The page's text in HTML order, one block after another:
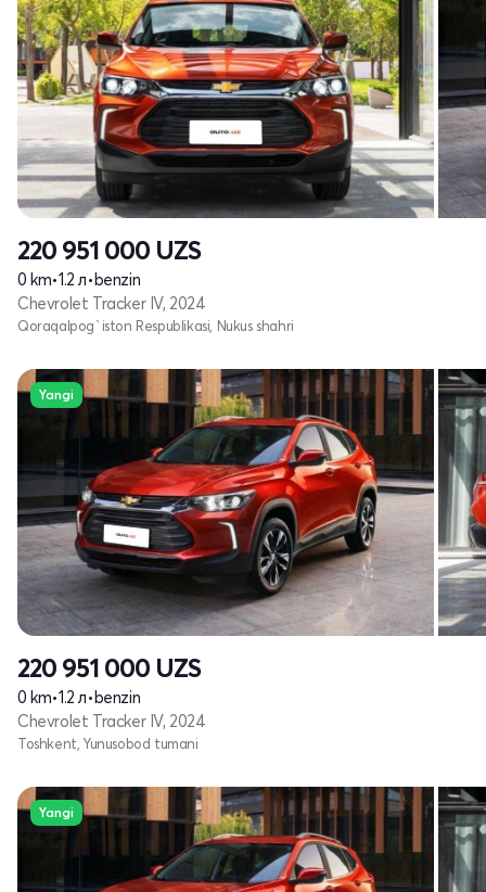
220 951 000 UZS
0 km•1.2 л•benzin
Chevrolet Tracker IV, 2024
Qoraqalpog`iston Respublikasi, Nukus shahri
Yangi
220 951 000 UZS
0 km•1.2 л•benzin
Chevrolet Tracker IV, 2024
Toshkent, Yunusobod tumani
Yangi